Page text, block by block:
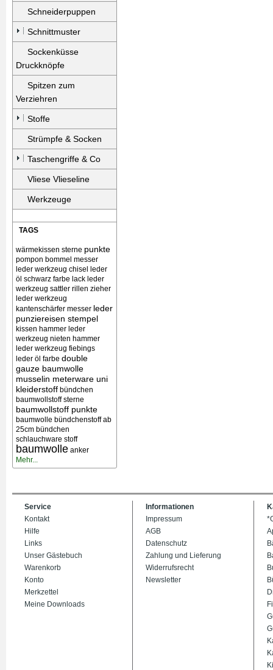
Schneiderpuppen
Schnittmuster
Sockenküsse
Druckknöpfe
Spitzen zum
Verziehren
Stoffe
Strümpfe & Socken
Taschengriffe & Co
Vliese Vlieseline
Werkzeuge
TAGS
wärmekissen sterne punkte
pompon bommel messer
leder werkzeug chisel
leder
öl schwarz farbe lack leder
werkzeug sattler rillen zieher
leder werkzeug
kantenschärfer messer leder
punziereisen stempel
kissen hammer leder
werkzeug nieten hammer
leder werkzeug fiebings
leder öl farbe double
gauze baumwolle
musselin meterware uni
kleiderstoff bündchen
baumwollstoff sterne
baumwollstoff punkte
baumwolle bündchenstoff ab
25cm bündchen
schlauchware stoff
baumwolle anker
Mehr...
Service
Kontakt
Hilfe
Links
Unser Gästebuch
Warenkorb
Konto
Merkzettel
Meine Downloads
Informationen
Impressum
AGB
Datenschutz
Zahlung und Lieferung
Widerrufsrecht
Newsletter